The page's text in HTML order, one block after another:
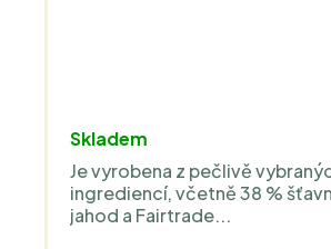
Skladem
Je vyrobena z pečlivě
ingrediencí, včetně 38 %
jahod a Fairtrade...